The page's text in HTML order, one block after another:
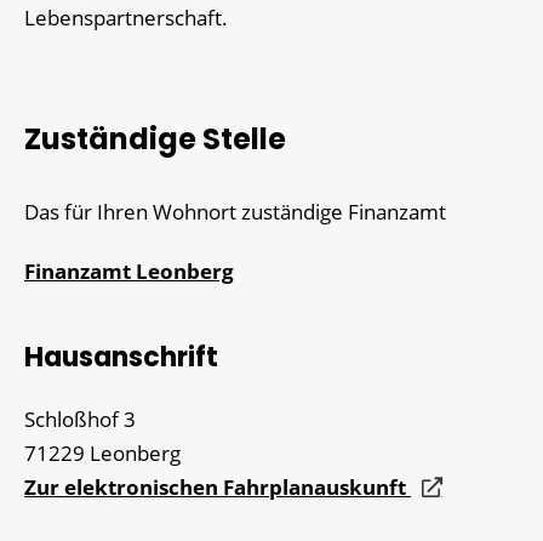
Lebenspartnerschaft.
Zuständige Stelle
Das für Ihren Wohnort zuständige Finanzamt
Finanzamt Leonberg
Hausanschrift
Schloßhof 3
71229 Leonberg
Zur elektronischen Fahrplanauskunft